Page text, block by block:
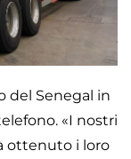
del Senegal in
«I nostri
ottenuto i loro